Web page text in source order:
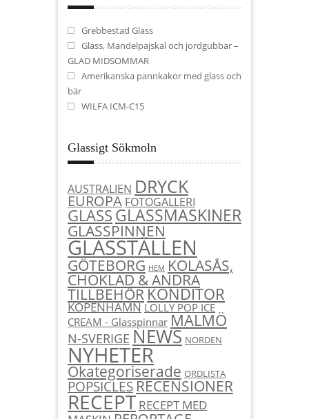
Grebbestad Glass
Glass, Mandelpajskal och jordgubbar –
GLAD MIDSOMMAR
Amerikanska pannkakor med glass och
bär
WILFA ICM-C15
Glassigt Sökmoln
AUSTRALIEN DRYCK
EUROPA FOTOGALLERI
GLASSGLASSMASKINER
GLASSPINNEN
GLASSTÄLLEN
GÖTEBORG HEM KOLASÅS,
CHOKLAD & ANDRA
TILLBEHÖRKONDITOR
KÖPENHAMN LOLLY POP ICE
CREAM - Glasspinnar MALMÖ
N-SVERIGE NEWS NORDEN
NYHETER
Okategoriserade ORDLISTA
POPSICLESRECENSIONER
RECEPT RECEPT MED